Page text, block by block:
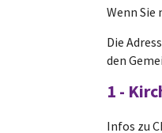
Wenn
Die
den
1 -
Infos zu